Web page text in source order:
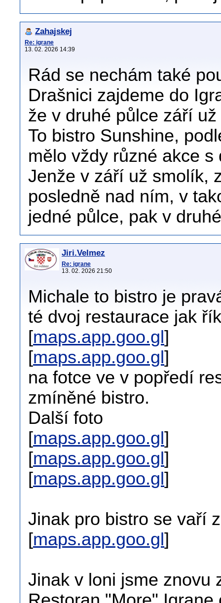
Zahajskej
Re: igrane
13. 02. 2026 14:39
Rád se nechám také
Drašnici zajdeme do
že v druhé půlce září
To bistro Sunshine,
mělo vždy různé akce
Jenže v září už smolík,
posledně nad ním, v
jedné půlce, pak v
Jiri.Velmez
Re: igrane
13. 02. 2026 21:50
Michale to bistro je
té dvoj restaurace jak
[maps.app.goo.gl]
[maps.app.goo.gl]
na fotce ve v popředí
zmíněné bistro.
Další foto
[maps.app.goo.gl]
[maps.app.goo.gl]
[maps.app.goo.gl]
Jinak pro bistro se vaří
[maps.app.goo.gl]
Jinak v loni jsme znovu